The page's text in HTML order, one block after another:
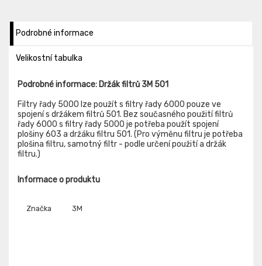
Podrobné informace
Velikostní tabulka
Podrobné informace: Držák filtrů 3M 501
Filtry řady 5000 lze použít s filtry řady 6000 pouze ve
spojení s držákem filtrů 501. Bez současného použití filtrů
řady 6000 s filtry řady 5000 je potřeba použít spojení
plošiny 603 a držáku filtru 501. (Pro výměnu filtru je potřeba
plošina filtru, samotný filtr - podle určení použití a držák
filtru.)
Informace o produktu
Značka 3M